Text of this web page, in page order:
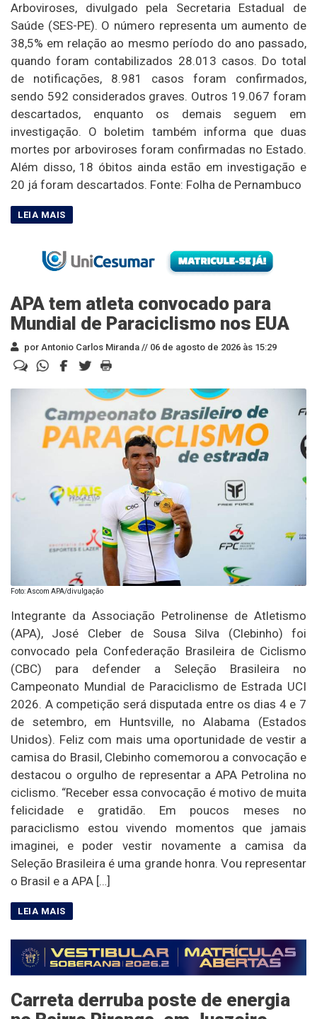
Arboviroses, divulgado pela Secretaria Estadual de
Saúde (SES-PE). O número representa um aumento de
38,5% em relação ao mesmo período do ano passado,
quando foram contabilizados 28.013 casos. Do total
de notificações, 8.981 casos foram confirmados,
sendo 592 considerados graves. Outros 19.067 foram
descartados, enquanto os demais seguem em
investigação. O boletim também informa que duas
mortes por arboviroses foram confirmadas no Estado.
Além disso, 18 óbitos ainda estão em investigação e
20 já foram descartados. Fonte: Folha de Pernambuco
APA tem atleta convocado para
Mundial de Paraciclismo nos EUA
por Antonio Carlos Miranda // 06 de agosto de 2026 às 15:29
Foto: Ascom APA/divulgação
Integrante da Associação Petrolinense de Atletismo
(APA), José Cleber de Sousa Silva (Clebinho) foi
convocado pela Confederação Brasileira de Ciclismo
(CBC) para defender a Seleção Brasileira no
Campeonato Mundial de Paraciclismo de Estrada UCI
2026. A competição será disputada entre os dias 4 e 7
de setembro, em Huntsville, no Alabama (Estados
Unidos). Feliz com mais uma oportunidade de vestir a
camisa do Brasil, Clebinho comemorou a convocação e
destacou o orgulho de representar a APA Petrolina no
ciclismo. “Receber essa convocação é motivo de muita
felicidade e gratidão. Em poucos meses no
paraciclismo estou vivendo momentos que jamais
imaginei, e poder vestir novamente a camisa da
Seleção Brasileira é uma grande honra. Vou representar
o Brasil e a APA […]
Carreta derruba poste de energia